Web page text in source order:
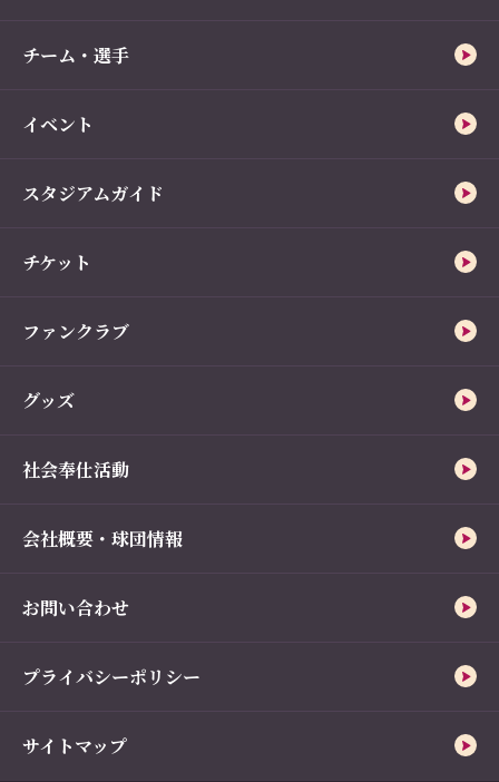
チーム・選手
イベント
スタジアムガイド
チケット
ファンクラブ
グッズ
社会奉仕活動
会社概要・球団情報
お問い合わせ
プライバシーポリシー
サイトマップ